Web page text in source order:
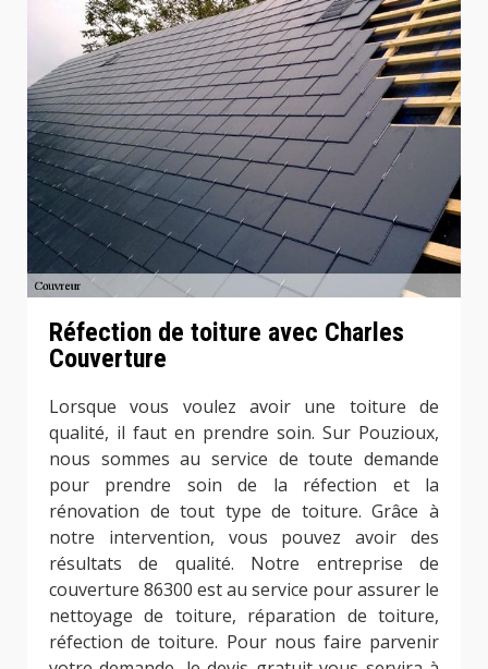
Réfection de toiture avec Charles
Couverture
Lorsque vous voulez avoir une toiture de
qualité, il faut en prendre soin. Sur Pouzioux,
nous sommes au service de toute demande
pour prendre soin de la réfection et la
rénovation de tout type de toiture. Grâce à
notre intervention, vous pouvez avoir des
résultats de qualité. Notre entreprise de
couverture 86300 est au service pour assurer le
nettoyage de toiture, réparation de toiture,
réfection de toiture. Pour nous faire parvenir